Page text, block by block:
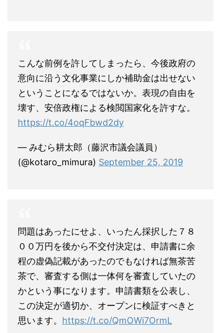
こんな前例を許してしまったら、今後政府の
意向に沿う文化事業にしか補助金は出せない
ということになるではないか。表現の自由を
壊す、安倍政権による検閲国家化を許すな。
https://t.co/4oqFbwd2dy
— みむら耕太郎（藤沢市議会議員）
(@kotaro_mimura) September 25, 2019
問題はあったにせよ、いったん採択した７８
００万円を後から不交付決定は、申請書に余
程の虚偽記載があったのでもなければ無茶苦
茶で、審査する側は一体何を審査していたの
かという事になります。申請書類を公表し、
この決定が適切か、オープンに検証すべきと
思います。 https://t.co/QmOWi7OrmL